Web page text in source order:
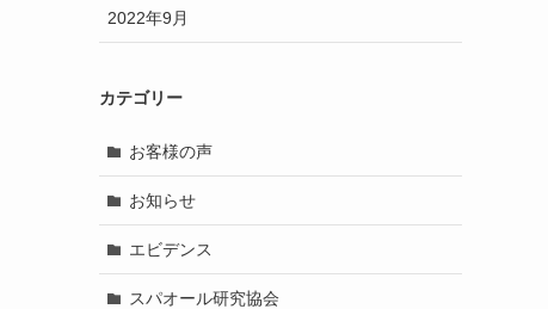
2022年9月
カテゴリー
お客様の声
お知らせ
エビデンス
スパオール研究協会